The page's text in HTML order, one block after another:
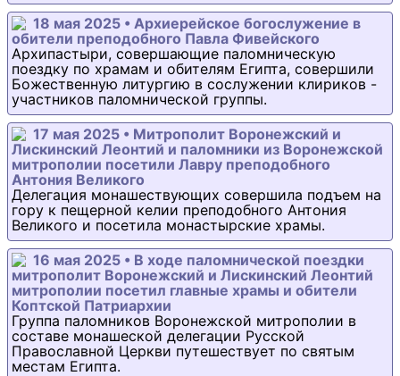
18 мая 2025 • Архиерейское богослужение в
обители преподобного Павла Фивейского
Архипастыри, совершающие паломническую
поездку по храмам и обителям Египта, совершили
Божественную литургию в сослужении клириков -
участников паломнической группы.
17 мая 2025 • Митрополит Воронежский и
Лискинский Леонтий и паломники из Воронежской
митрополии посетили Лавру преподобного
Антония Великого
Делегация монашествующих совершила подъем на
гору к пещерной келии преподобного Антония
Великого и посетила монастырские храмы.
16 мая 2025 • В ходе паломнической поездки
митрополит Воронежский и Лискинский Леонтий
митрополии посетил главные храмы и обители
Коптской Патриархии
Группа паломников Воронежской митрополии в
составе монашеской делегации Русской
Православной Церкви путешествует по святым
местам Египта.